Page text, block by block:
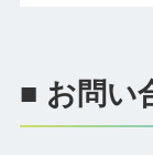
■ お問い